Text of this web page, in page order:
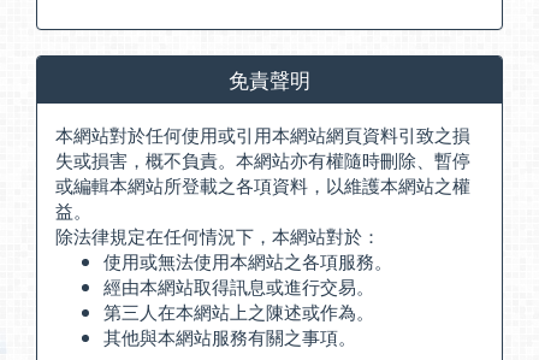
免責聲明
本網站對於任何使用或引用本網站網頁資料引致之損
失或損害，概不負責。本網站亦有權隨時刪除、暫停
或編輯本網站所登載之各項資料，以維護本網站之權
益。
除法律規定在任何情況下，本網站對於：
使用或無法使用本網站之各項服務。
經由本網站取得訊息或進行交易。
第三人在本網站上之陳述或作為。
其他與本網站服務有關之事項。